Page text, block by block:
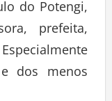
do Potengi,
prefeita,
dos menos